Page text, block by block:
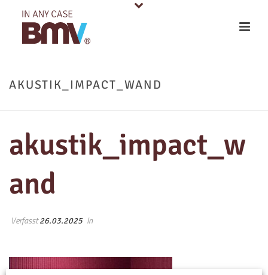
AKUSTIK_IMPACT_WAND
akustik_impact_w
and
Verfasst26.03.2025 In